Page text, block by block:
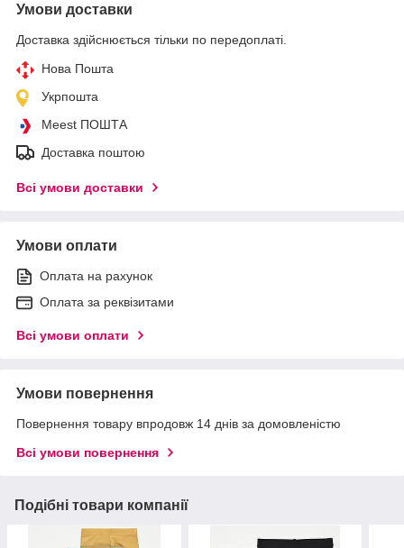
Умови доставки
Доставка здійснюється тільки по передоплаті.
Нова Пошта
Укрпошта
Meest ПОШТА
Доставка поштою
Всі умови доставки
Умови оплати
Оплата на рахунок
Оплата за реквізитами
Всі умови оплати
Умови повернення
Повернення товару впродовж 14 днів за домовленістю
Всі умови повернення
Подібні товари компанії